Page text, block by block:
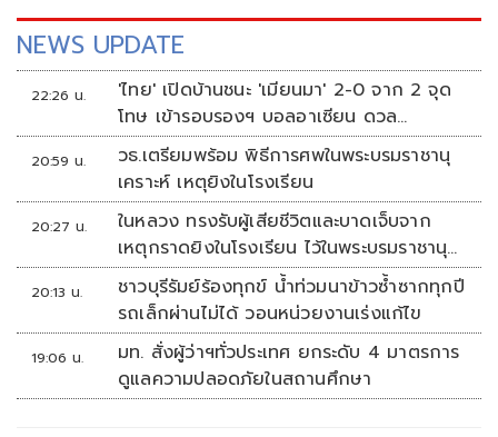
NEWS UPDATE
22:26 น.
'ไทย' เปิดบ้านชนะ 'เมียนมา' 2-0 จาก 2 จุด
โทษ เข้ารอบรองฯ บอลอาเซียน ดวล
'สิงคโปร์'
20:59 น.
วธ.เตรียมพร้อม พิธีการศพในพระบรมราชานุ
เคราะห์ เหตุยิงในโรงเรียน
20:27 น.
ในหลวง ทรงรับผู้เสียชีวิตและบาดเจ็บจาก
เหตุกราดยิงในโรงเรียน ไว้ในพระบรมราชานุ
เคราะห์
20:13 น.
ชาวบุรีรัมย์ร้องทุกข์ น้ำท่วมนาข้าวซ้ำซากทุกปี
รถเล็กผ่านไม่ได้ วอนหน่วยงานเร่งแก้ไข
19:06 น.
มท. สั่งผู้ว่าฯทั่วประเทศ ยกระดับ 4 มาตรการ
ดูแลความปลอดภัยในสถานศึกษา